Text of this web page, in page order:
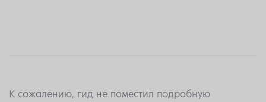
К сожалению, гид не поместил подробную